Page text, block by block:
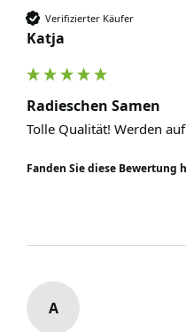
Verifizierter Käufer
Katja
Radieschen Samen
Tolle Qualität! Werden
Fanden Sie diese Bewertung
A